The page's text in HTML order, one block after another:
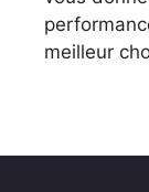
meilleur